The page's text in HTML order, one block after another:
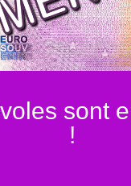
sont
!